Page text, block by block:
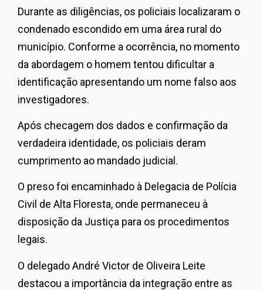
Durante as diligências, os policiais localizaram o
condenado escondido em uma área rural do
município. Conforme a ocorrência, no momento
da abordagem o homem tentou dificultar a
identificação apresentando um nome falso aos
investigadores.
Após checagem dos dados e confirmação da
verdadeira identidade, os policiais deram
cumprimento ao mandado judicial.
O preso foi encaminhado à Delegacia de Polícia
Civil de Alta Floresta, onde permaneceu à
disposição da Justiça para os procedimentos
legais.
O delegado André Victor de Oliveira Leite
destacou a importância da integração entre as